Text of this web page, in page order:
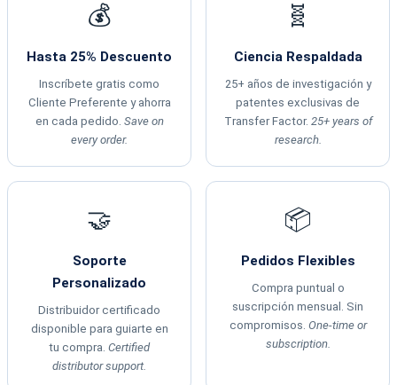
💰
Hasta 25% Descuento
Inscríbete gratis como
Cliente Preferente y ahorra
en cada pedido. Save on
every order.
🧬
Ciencia Respaldada
25+ años de investigación y
patentes exclusivas de
Transfer Factor. 25+ years of
research.
🤝
Soporte
Personalizado
Distribuidor certificado
disponible para guiarte en
tu compra. Certified
distributor support.
📦
Pedidos Flexibles
Compra puntual o
suscripción mensual. Sin
compromisos. One-time or
subscription.